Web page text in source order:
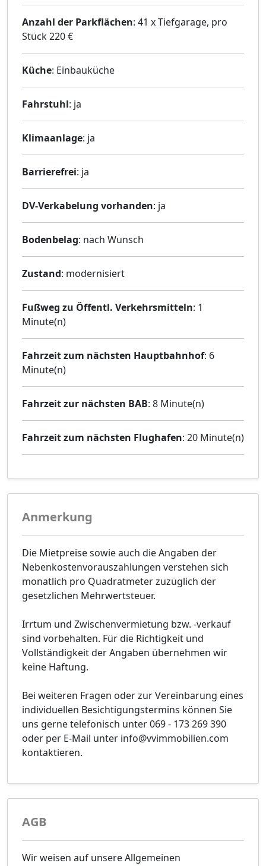
Anzahl der Parkflächen: 41 x Tiefgarage, pro
Stück 220 €
Küche: Einbauküche
Fahrstuhl: ja
Klimaanlage: ja
Barrierefrei: ja
DV-Verkabelung vorhanden: ja
Bodenbelag: nach Wunsch
Zustand: modernisiert
Fußweg zu Öffentl. Verkehrsmitteln: 1
Minute(n)
Fahrzeit zum nächsten Hauptbahnhof: 6
Minute(n)
Fahrzeit zur nächsten BAB: 8 Minute(n)
Fahrzeit zum nächsten Flughafen: 20 Minute(n)
Anmerkung
Die Mietpreise sowie auch die Angaben der
Nebenkostenvorauszahlungen verstehen sich
monatlich pro Quadratmeter zuzüglich der
gesetzlichen Mehrwertsteuer.
Irrtum und Zwischenvermietung bzw. -verkauf
sind vorbehalten. Für die Richtigkeit und
Vollständigkeit der Angaben übernehmen wir
keine Haftung.
Bei weiteren Fragen oder zur Vereinbarung eines
individuellen Besichtigungstermins können Sie
uns gerne telefonisch unter 069 - 173 269 390
oder per E-Mail unter info@vvimmobilien.com
kontaktieren.
AGB
Wir weisen auf unsere Allgemeinen